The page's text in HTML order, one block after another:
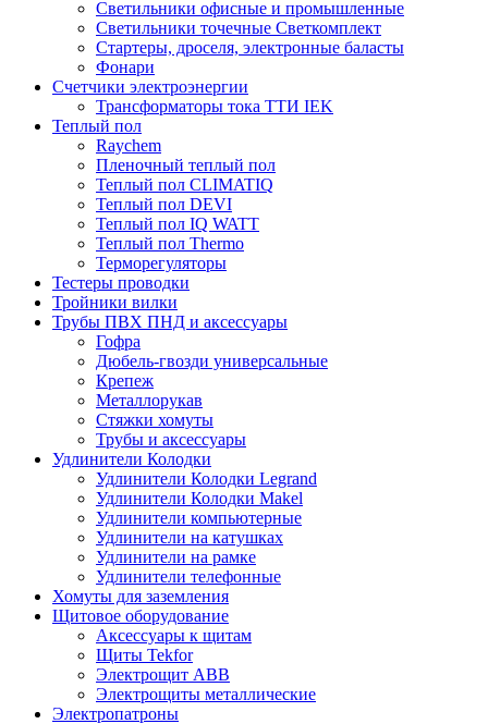
Светильники офисные и промышленные
Светильники точечные Светкомплект
Стартеры, дроселя, электронные баласты
Фонари
Счетчики электроэнергии
Трансформаторы тока ТТИ IEK
Теплый пол
Raychem
Пленочный теплый пол
Теплый пол CLIMATIQ
Теплый пол DEVI
Теплый пол IQ WATT
Теплый пол Thermo
Терморегуляторы
Тестеры проводки
Тройники вилки
Трубы ПВХ ПНД и аксессуары
Гофра
Дюбель-гвозди универсальные
Крепеж
Металлорукав
Стяжки хомуты
Трубы и аксессуары
Удлинители Колодки
Удлинители Колодки Legrand
Удлинители Колодки Makel
Удлинители компьютерные
Удлинители на катушках
Удлинители на рамке
Удлинители телефонные
Хомуты для заземления
Щитовое оборудование
Аксессуары к щитам
Щиты Tekfor
Электрощит АВВ
Электрощиты металлические
Электропатроны